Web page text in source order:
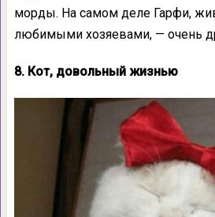
морды. На самом деле Гарфи,
любимыми хозяевами, — очень
8. Кот, довольный жизнью